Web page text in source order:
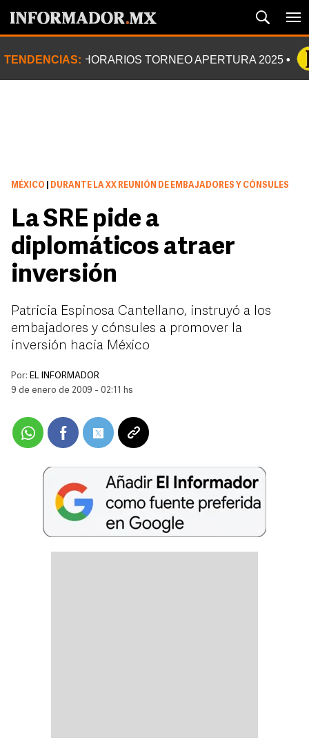
TENDENCIAS: HORARIOS TORNEO APERTURA 2025
MÉXICO DURANTE LA XX REUNIÓN DE EMBAJADORES Y CÓNSULES
La SRE pide a
diplomáticos atraer
inversión
Patricia Espinosa Cantellano, instruyó a los
embajadores y cónsules a promover la
inversión hacia México
Por: EL INFORMADOR
9 de enero de 2009 - 02:11 hs